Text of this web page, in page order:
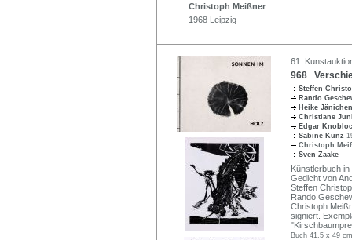
Christoph Meißner
1968 Leipzig
61.
968
Steffen
Rando
Heike
Christiane
Edgar
Sabine Kunz
Christoph
Sven Zaake
Künstlerbuch
Gedicht von
Steffen
Rando
Christoph
signiert.
Buch 41,5 x 49